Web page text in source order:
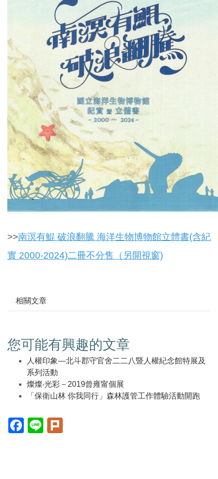
>>南溟有鯤 破浪翻騰 海洋生物博物館立體書(含紀
實 2000-2024)二冊不分售（另開視窗)
相關文章
您可能有興趣的文章
人權印象—北斗郡守官舍二二八暨人權紀念館特展及
系列活動
燦燦‧光彩－2019曾雍甯個展
「保衛山林 你我同行」森林護管工作體驗活動開跑
Facebook(另
開
Line(另
開